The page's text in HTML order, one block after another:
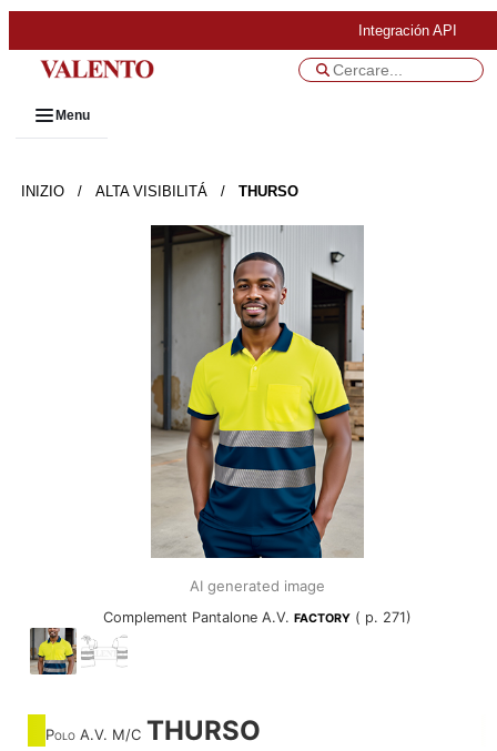
Integración API
Menu
INIZIO / ALTA VISIBILITÁ / THURSO
AI generated image
Complement Pantalone A.V. FACTORY ( p. 271)
Polo A.V. M/C THURSO